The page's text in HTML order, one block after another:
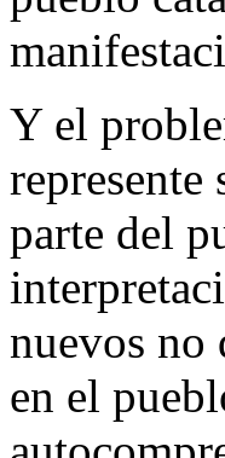
Y el
represente
parte del
nuevos no
en el